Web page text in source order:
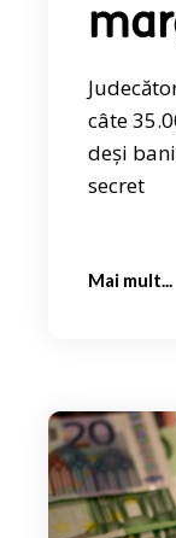
câte
deși
secret
Mai mult...